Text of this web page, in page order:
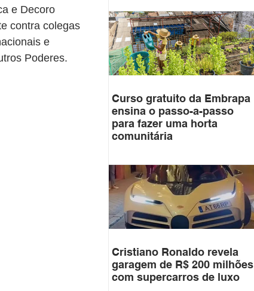
e Decoro
contra colegas
e
Poderes.
Curso gratuito da Embrapa
ensina o passo-a-passo
para fazer uma horta
comunitária
Cristiano Ronaldo revela
garagem de R$ 200 milhões
com supercarros de luxo